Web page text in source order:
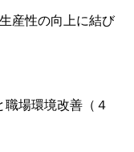
産性の向上に結び
職場環境改善（４